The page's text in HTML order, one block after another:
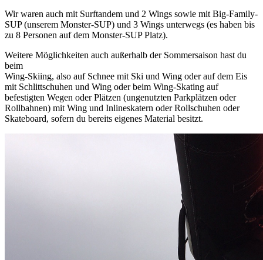
Wir waren auch mit Surftandem und 2 Wings sowie mit Big-Family-
SUP (unserem Monster-SUP) und 3 Wings unterwegs (es haben bis
zu 8 Personen auf dem Monster-SUP Platz).
Weitere Möglichkeiten auch außerhalb der Sommersaison hast du
beim
Wing-Skiing, also auf Schnee mit Ski und Wing oder auf dem Eis
mit Schlittschuhen und Wing oder beim Wing-Skating auf
befestigten Wegen oder Plätzen (ungenutzten Parkplätzen oder
Rollbahnen) mit Wing und Inlineskatern oder Rollschuhen oder
Skateboard, sofern du bereits eigenes Material besitzt.